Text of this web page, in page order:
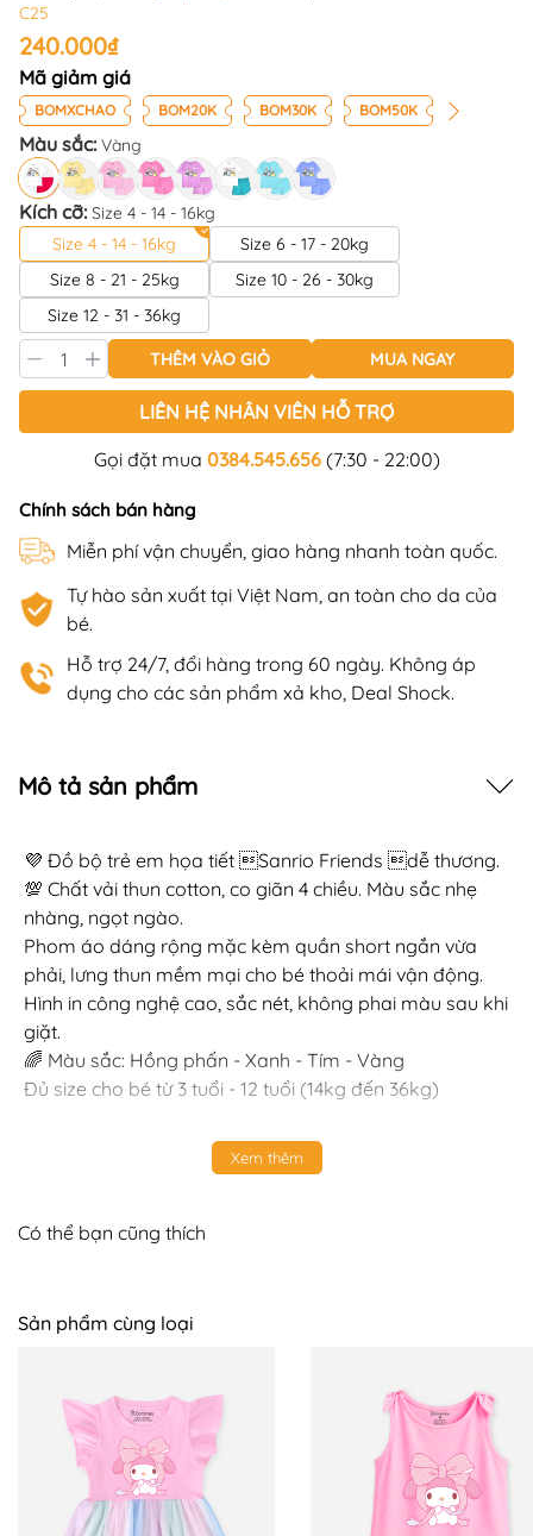
C25
240.000₫
Mã giảm giá
BOMXCHAO BOM20K BOM30K BOM50K
Màu sắc:Vàng
Kích cỡ:Size 4 - 14 - 16kg
Size 4 - 14 - 16kg
Size 6 - 17 - 20kg
Size 8 - 21 - 25kg
Size 10 - 26 - 30kg
Size 12 - 31 - 36kg
THÊM VÀO GIỎ MUA NGAY
LIÊN HỆ NHÂN VIÊN HỖ TRỢ
Gọi đặt mua 0384.545.656(7:30 - 22:00)
Chính sách bán hàng
Miễn phí vận chuyển, giao hàng nhanh toàn quốc.
Tự hào sản xuất tại Việt Nam, an toàn cho da của
bé.
Hỗ trợ 24/7, đổi hàng trong 60 ngày. Không áp
dụng cho các sản phẩm xả kho, Deal Shock.
Mô tả sản phẩm
💜 Đồ bộ trẻ em họa tiết Sanrio Friends dễ thương.
💯 Chất vải thun cotton, co giãn 4 chiều. Màu sắc nhẹ
nhàng, ngọt ngào.
Phom áo dáng rộng mặc kèm quần short ngắn vừa
phải, lưng thun mềm mại cho bé thoải mái vận động.
Hình in công nghệ cao, sắc nét, không phai màu sau khi
giặt.
🌈 Màu sắc: Hồng phấn - Xanh - Tím - Vàng
Đủ size cho bé từ 3 tuổi - 12 tuổi (14kg đến 36kg)
Xem thêm
Có thể bạn cũng thích
Sản phẩm cùng loại